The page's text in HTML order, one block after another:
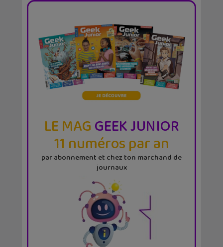
LE MAGGEEK JUNIOR
11 numéros par an
par abonnement et chez ton marchand de
journaux